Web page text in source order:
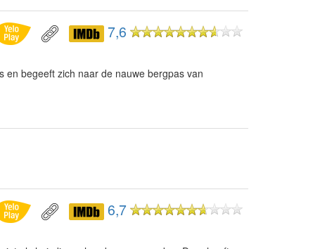
7,6
en begeeft zich naar de nauwe bergpas van
6,7